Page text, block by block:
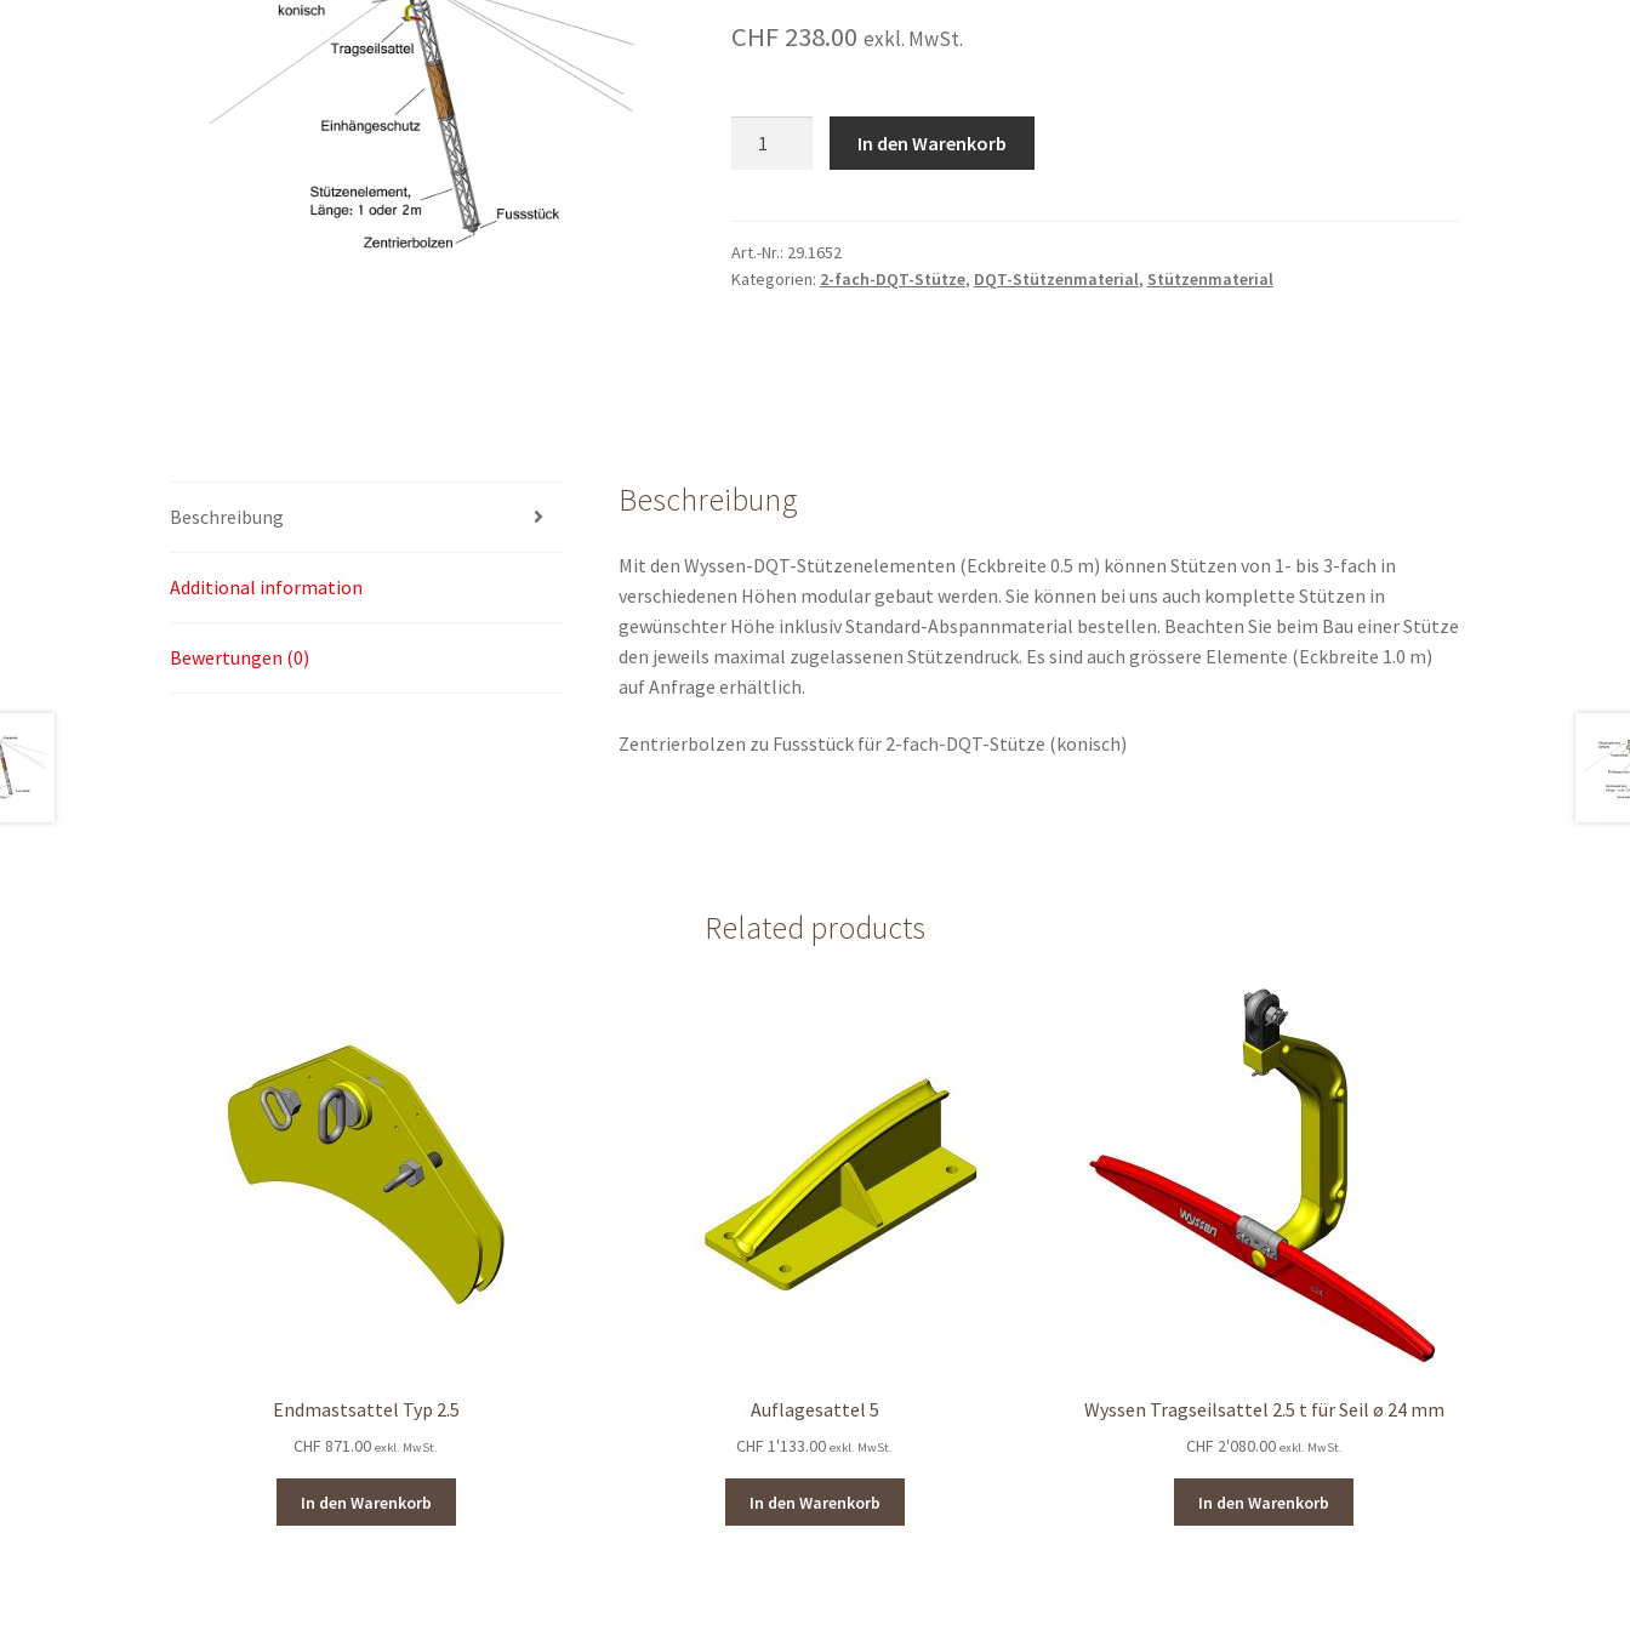
CHF238.00 exkl. MwSt.
2-
fach-
In den Warenkorb
Art.-Nr.: 29.1652
Kategorien: 2-fach-DQT-Stütze, DQT-Stützenmaterial, Stützenmaterial
Beschreibung
Additional information
Bewertungen (0)
Beschreibung
Mit den Wyssen-DQT-Stützenelementen (Eckbreite 0.5 m) können Stützen von 1- bis 3-fach in
verschiedenen Höhen modular gebaut werden. Sie können bei uns auch komplette Stützen in
gewünschter Höhe inklusiv Standard-Abspannmaterial bestellen. Beachten Sie beim Bau einer Stütze
den jeweils maximal zugelassenen Stützendruck. Es sind auch grössere Elemente (Eckbreite 1.0 m)
auf Anfrage erhältlich.
Zentrierbolzen zu Fussstück für 2-fach-DQT-Stütze (konisch)
Related products
Endmastsattel Typ 2.5
CHF 871.00 exkl. MwSt.
In den Warenkorb
Auflagesattel 5
CHF 1'133.00 exkl. MwSt.
In den Warenkorb
Wyssen Tragseilsattel 2.5 t für Seil ø 24 mm
CHF 2'080.00 exkl. MwSt.
In den Warenkorb